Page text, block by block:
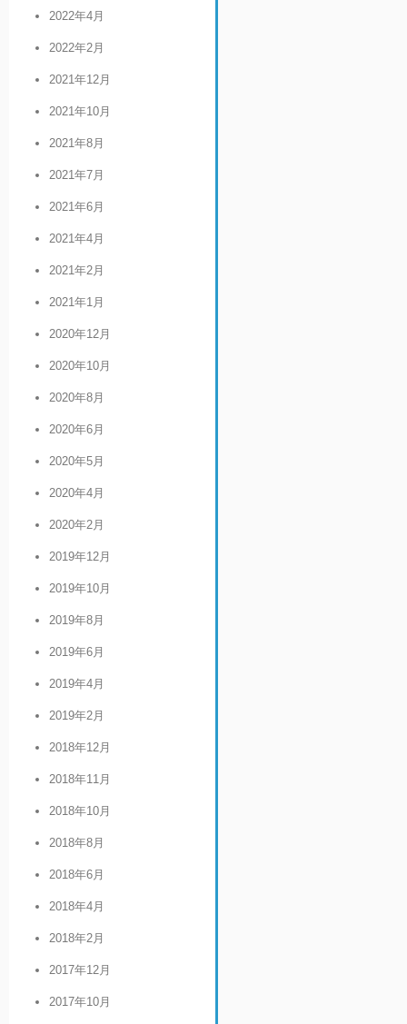
2022年4月
2022年2月
2021年12月
2021年10月
2021年8月
2021年7月
2021年6月
2021年4月
2021年2月
2021年1月
2020年12月
2020年10月
2020年8月
2020年6月
2020年5月
2020年4月
2020年2月
2019年12月
2019年10月
2019年8月
2019年6月
2019年4月
2019年2月
2018年12月
2018年11月
2018年10月
2018年8月
2018年6月
2018年4月
2018年2月
2017年12月
2017年10月